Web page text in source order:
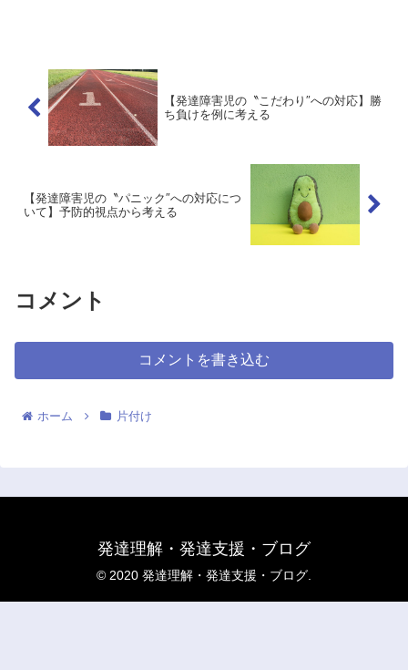
【発達障害児の〝こだわり″への対応】勝
ち負けを例に考える
【発達障害児の〝パニック″への対応につ
いて】予防的視点から考える
コメント
コメントを書き込む
ホーム 片付け
発達理解・発達支援・ブログ
© 2020 発達理解・発達支援・ブログ.